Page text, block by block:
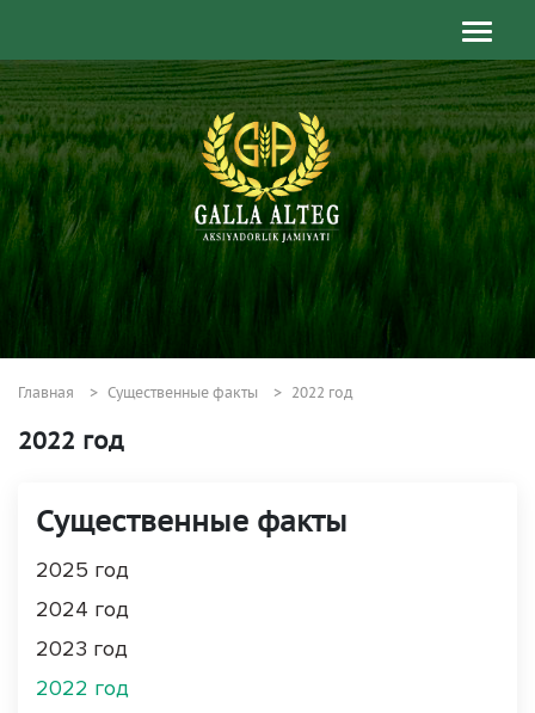
Главная Существенные факты 2022 год
2022 год
Существенные факты
2025 год
2024 год
2023 год
2022 год